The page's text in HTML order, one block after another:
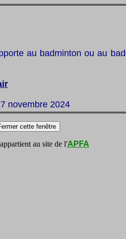
au badminton ou au
novembre 2024
au site de l'APFA